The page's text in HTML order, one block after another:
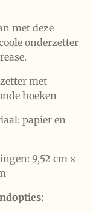
met deze
onderzetter
met
hoeken
papier en
9,52 cm x